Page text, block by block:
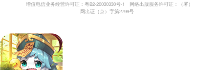
增值电信业务经营许可证：粤B2-20030330号-1
网络出版服务许可证：（署）
网出证（京）字第2799号